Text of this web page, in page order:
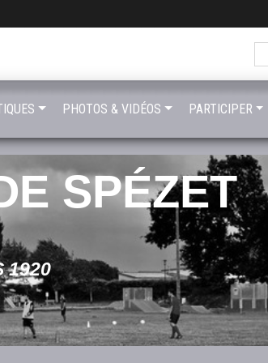
SPÉZET
1920
PHOTOS & VIDÉOS PARTICIPER